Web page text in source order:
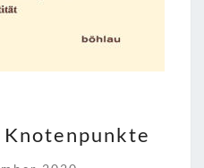
KNOTENPUNKTE